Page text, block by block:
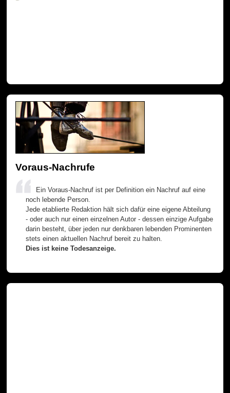
Voraus-Nachrufe
Ein Voraus-Nachruf ist per Definition ein Nachruf auf eine
noch lebende Person.
Jede etablierte Redaktion hält sich dafür eine eigene Abteilung
- oder auch nur einen einzelnen Autor - dessen einzige Aufgabe
darin besteht, über jeden nur denkbaren lebenden Prominenten
stets einen aktuellen Nachruf bereit zu halten.
Dies ist keine Todesanzeige.